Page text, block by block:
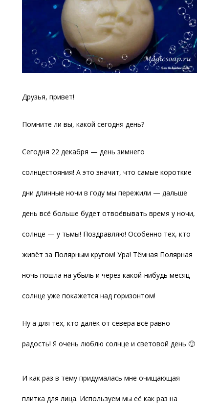
Друзья, привет!
Помните ли вы, какой сегодня день?
Сегодня 22 декабря — день зимнего
солнцестояния! А это значит, что самые короткие
дни длинные ночи в году мы пережили — дальше
день всё больше будет отвоёвывать время у ночи,
солнце — у тьмы! Поздравляю! Особенно тех, кто
живёт за Полярным кругом! Ура! Тёмная Полярная
ночь пошла на убыль и через какой-нибудь месяц
солнце уже покажется над горизонтом!
Ну а для тех, кто далёк от севера всё равно
радость! Я очень люблю солнце и световой день 🙂
И как раз в тему придумалась мне очищающая
плитка для лица. Используем мы её как раз на